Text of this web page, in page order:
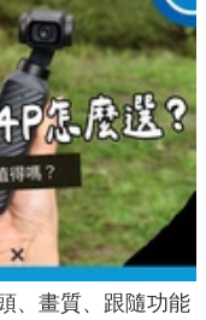
、畫質、跟隨功能